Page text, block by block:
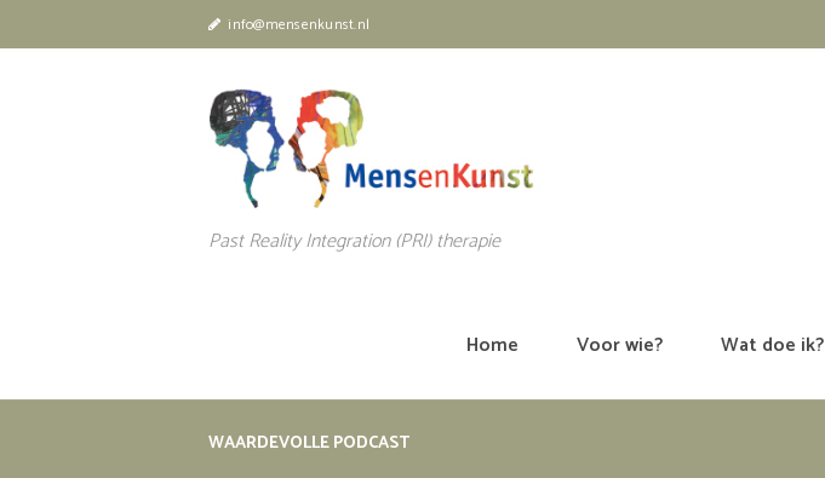
info@mensenkunst.nl
Past Reality Integration (PRI) therapie
Home Voor wie? Wat doe ik?
WAARDEVOLLE PODCAST